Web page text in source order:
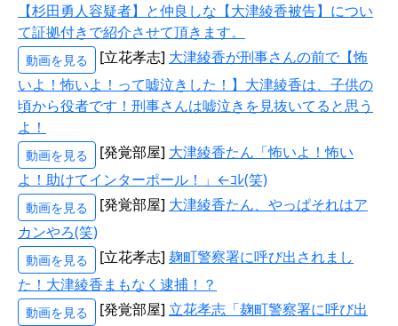
【杉田勇人容疑者】と仲良しな【大津綾香被告】につい
て証拠付きで紹介させて頂きます。
動画を見る [立花孝志] 大津綾香が刑事さんの前で【怖
いよ！怖いよ！って嘘泣きした！】大津綾香は、子供の
頃から役者です！刑事さんは嘘泣きを見抜いてると思う
よ！
動画を見る [発覚部屋] 大津綾香たん「怖いよ！怖い
よ！助けてインターポール！」←ｺﾚ(笑)
動画を見る [発覚部屋] 大津綾香たん、やっぱそれはア
カンやろ(笑)
動画を見る [立花孝志] 麹町警察署に呼び出されまし
た！大津綾香まもなく逮捕！？
動画を見る [発覚部屋] 立花孝志「麹町警察署に呼び出